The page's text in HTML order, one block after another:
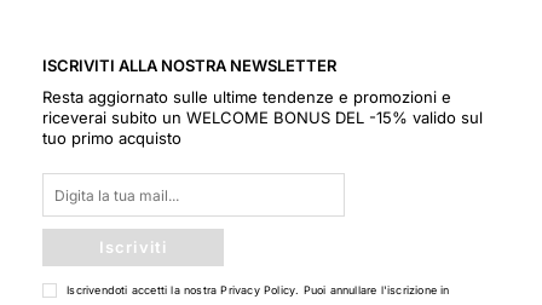
ISCRIVITI ALLA NOSTRA NEWSLETTER
Resta aggiornato sulle ultime tendenze e promozioni e
riceverai subito un WELCOME BONUS DEL -15% valido sul
tuo primo acquisto
Iscriviti
Iscrivendoti accetti la nostraPrivacy Policy . Puoi annullare l'iscrizione in